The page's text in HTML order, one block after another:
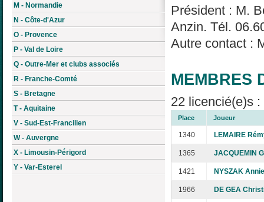
M - Normandie
N - Côte-d'Azur
O - Provence
P - Val de Loire
Q - Outre-Mer et clubs associés
R - Franche-Comté
S - Bretagne
T - Aquitaine
V - Sud-Est-Francilien
W - Auvergne
X - Limousin-Périgord
Y - Var-Esterel
Président : M.
Anzin. Tél.
Autre contact :
MEMBRES
22 licencié(e)s
Place Joueur
1340 LEMAIRE
1365 JACQUEMIN
1421 NYSZAK Annie
1966 DE GEA